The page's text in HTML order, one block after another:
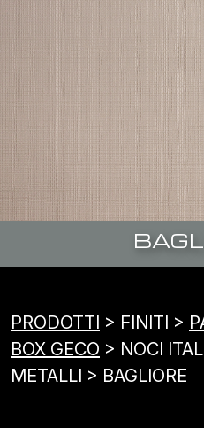
PRODOTTI > FINITI >
BOX GECO > NOCI
METALLI > BAGLIORE